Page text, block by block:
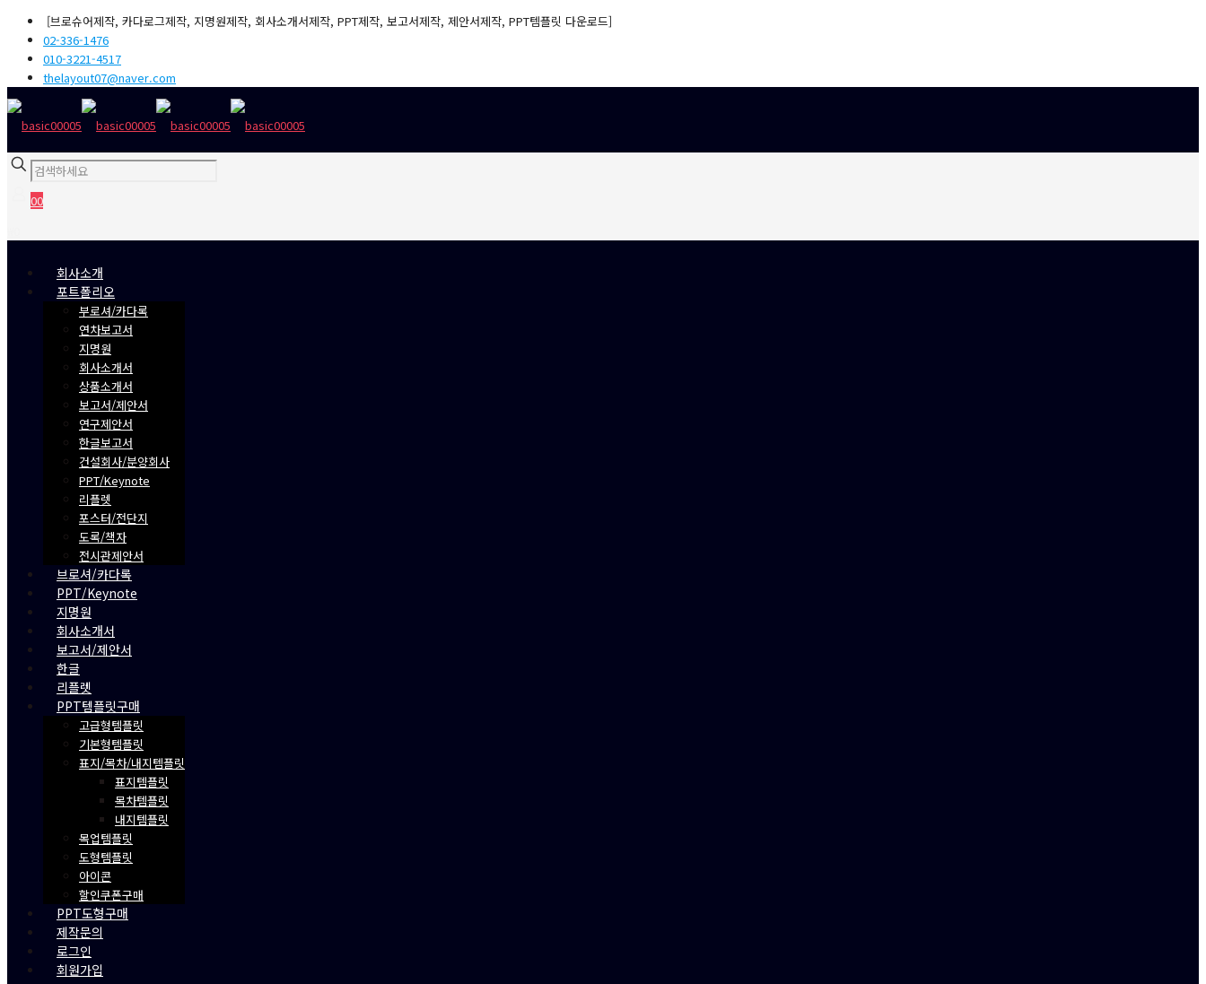
[브로슈어제작, 카다로그제작, 지명원제작, 회사소개서제작, PPT제작, 보고서제작, 제안서제작, PPT템플릿 다운로드]
02-336-1476
010-3221-4517
thelayout07@naver.com
00
회사소개
포트폴리오
부로셔/카다록
연차보고서
지명원
회사소개서
상품소개서
보고서/제안서
연구제안서
한글보고서
건설회사/분양회사
PPT/Keynote
리플렛
포스터/전단지
도록/책자
전시관제안서
브로셔/카다록
PPT/Keynote
지명원
회사소개서
보고서/제안서
한글
리플렛
PPT템플릿구매
고급형템플릿
기본형템플릿
표지/목차/내지템플릿
표지템플릿
목차템플릿
내지템플릿
목업템플릿
도형템플릿
아이콘
할인쿠폰구매
PPT도형구매
제작문의
로그인
회원가입